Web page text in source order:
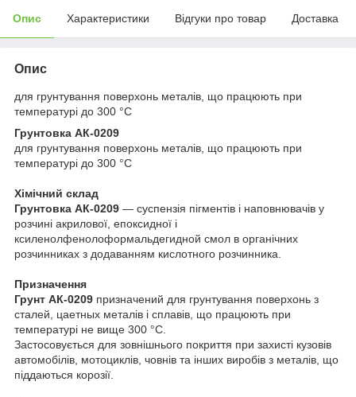
Опис Характеристики Відгуки про товар Доставка
Опис
для грунтування поверхонь металів, що працюють при
температурі до 300 °С
Грунтовка АК-0209
для грунтування поверхонь металів, що працюють при
температурі до 300 °С
Хімічний склад
Грунтовка АК-0209 — суспензія пігментів і наповнювачів у
розчині акрилової, епоксидної і
ксиленолфенолоформальдегидной смол в органічних
розчинниках з додаванням кислотного розчинника.
Призначення
Грунт АК-0209 призначений для грунтування поверхонь з
сталей, цаетных металів і сплавів, що працюють при
температурі не вище 300 °С.
Застосовується для зовнішнього покриття при захисті кузовів
автомобілів, мотоциклів, човнів та інших виробів з металів, що
піддаються корозії.